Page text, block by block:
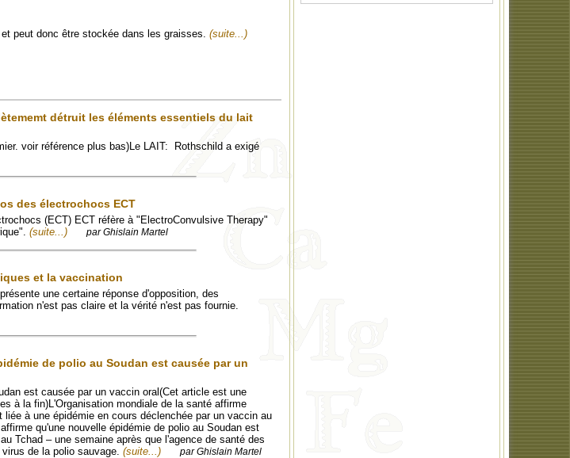
peut donc être stockée dans les graisses. (suite...)
détruit les éléments essentiels du lait
voir référence plus bas)Le LAIT: Rothschild a exigé
des électrochocs ECT
(ECT) ECT réfère à "ElectroConvulsive Therapy"
(suite...) par Ghislain Martel
et la vaccination
une certaine réponse d'opposition, des
n'est pas claire et la vérité n'est pas fournie.
de polio au Soudan est causée par un
est causée par un vaccin oral(Cet article est une
à la fin)L'Organisation mondiale de la santé affirme
à une épidémie en cours déclenchée par un vaccin au
qu'une nouvelle épidémie de polio au Soudan est
Tchad – une semaine après que l'agence de santé des
de la polio sauvage. (suite...) par Ghislain Martel